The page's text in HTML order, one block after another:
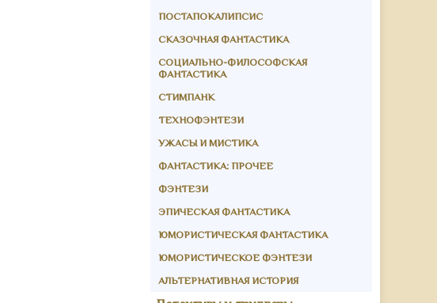
ПОСТАПОКАЛИПСИС
СКАЗОЧНАЯ ФАНТАСТИКА
СОЦИАЛЬНО-ФИЛОСОФСКАЯ
ФАНТАСТИКА
СТИМПАНК
ТЕХНОФЭНТЕЗИ
УЖАСЫ И МИСТИКА
ФАНТАСТИКА: ПРОЧЕЕ
ФЭНТЕЗИ
ЭПИЧЕСКАЯ ФАНТАСТИКА
ЮМОРИСТИЧЕСКАЯ ФАНТАСТИКА
ЮМОРИСТИЧЕСКОЕ ФЭНТЕЗИ
АЛЬТЕРНАТИВНАЯ ИСТОРИЯ